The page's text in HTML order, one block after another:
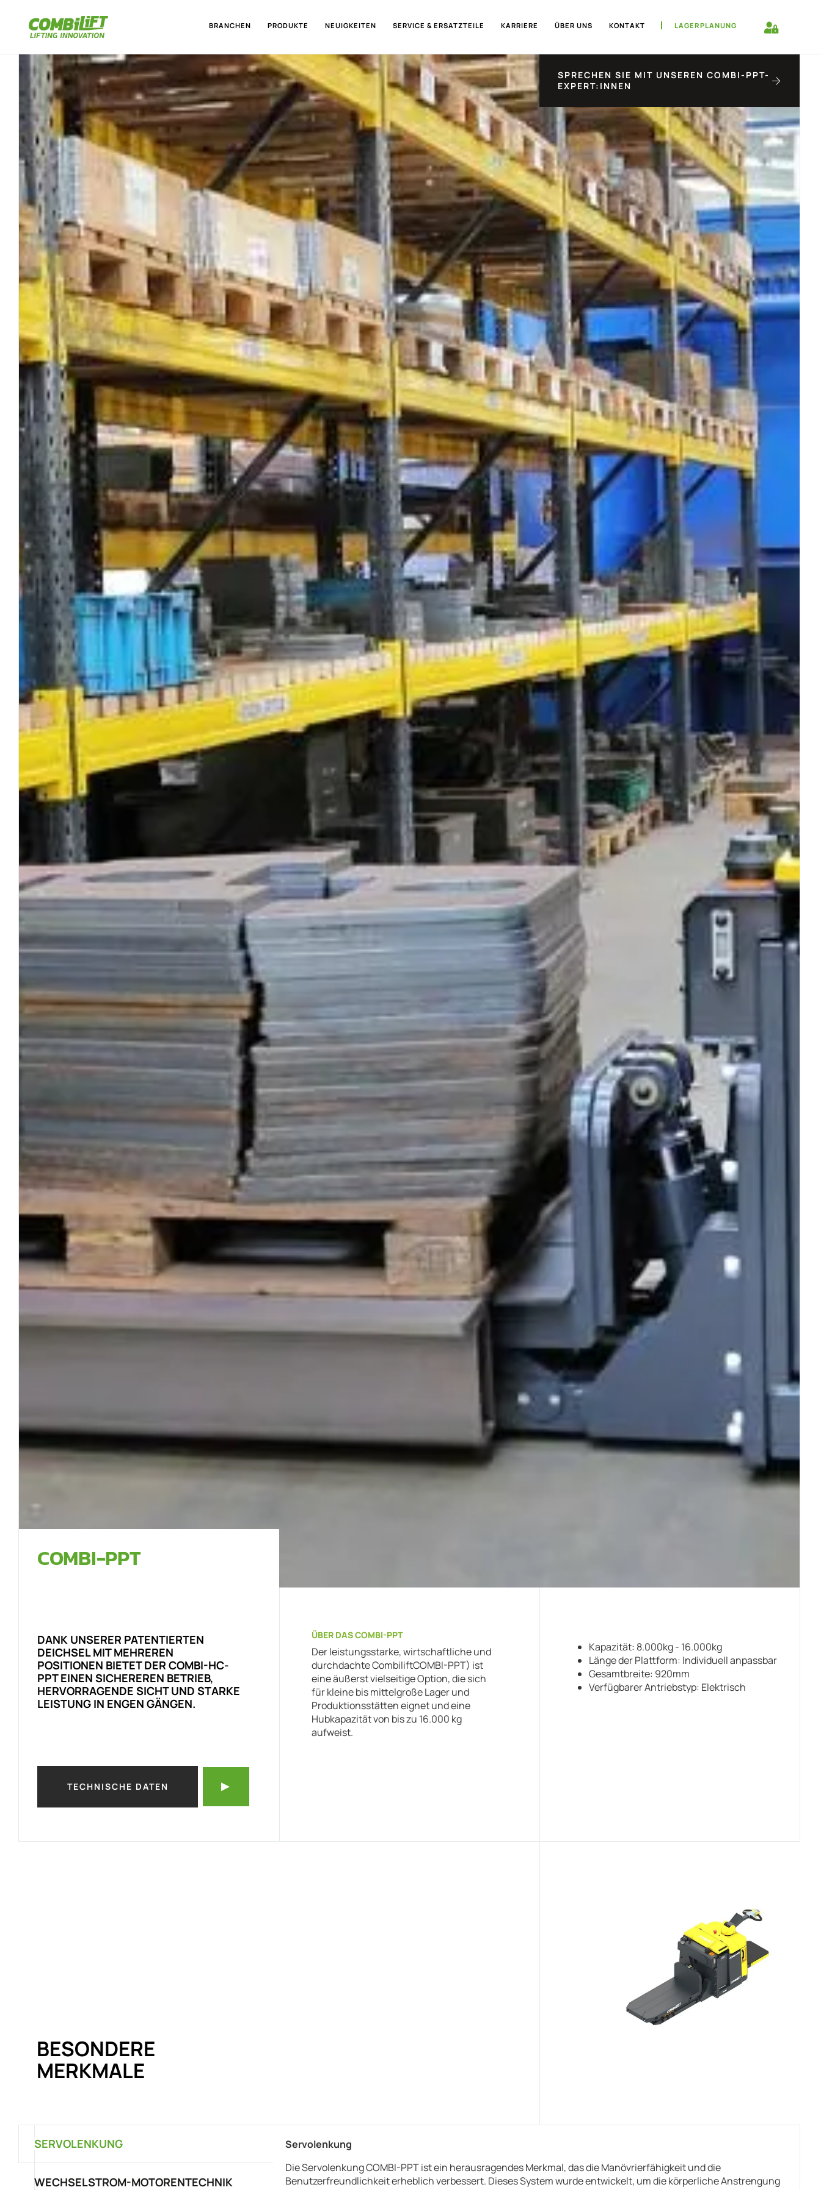
BRANCHEN PRODUKTE NEUIGKEITEN SERVICE & ERSATZTEILE KARRIERE ÜBER UNS KONTAKT LAGERPLANUNG
SPRECHEN SIE MIT UNSEREN COMBI-PPT-
EXPERT:INNEN
COMBI-PPT
DANK UNSERER PATENTIERTEN
DEICHSEL MIT MEHREREN
POSITIONEN BIETET DER COMBI-HC-
PPT EINEN SICHEREREN BETRIEB,
HERVORRAGENDE SICHT UND STARKE
LEISTUNG IN ENGEN GÄNGEN.
TECHNISCHE DATEN
ÜBER DAS COMBI-PPT
Der leistungsstarke, wirtschaftliche und
durchdachte CombiliftCOMBI-PPT) ist
eine äußerst vielseitige Option, die sich
für kleine bis mittelgroße Lager und
Produktionsstätten eignet und eine
Hubkapazität von bis zu 16.000 kg
aufweist.
Kapazität: 8.000kg - 16.000kg
Länge der Plattform: Individuell anpassbar
Gesamtbreite: 920mm
Verfügbarer Antriebstyp: Elektrisch
BESONDERE
MERKMALE
SERVOLENKUNG
WECHSELSTROM-MOTORENTECHNIK
Servolenkung
Die Servolenkung COMBI-PPT ist ein herausragendes Merkmal, das die Manövrierfähigkeit und die
Benutzerfreundlichkeit erheblich verbessert. Dieses System wurde entwickelt, um die körperliche Anstrengung